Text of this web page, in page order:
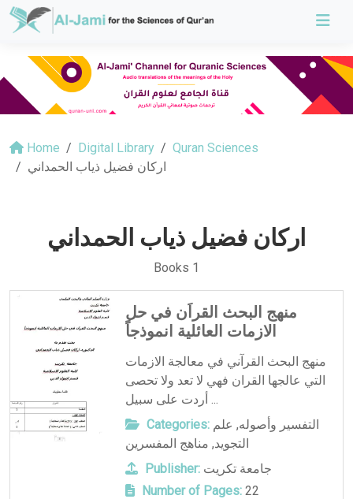
Home Digital Library
Quran Sciences
اركان فضيل ذياب الحمداني
اركان فضيل ذياب الحمداني
Books 1
منهج البحث القراَن في حل
الازمات العائلية انموذجاً
منهج البحث القرآني في معالجة الازمات
التي عالجها القران فهي لا تعد ولا تحصى
أردت على سبيل ...
Categories:
التفسير وأصوله, علم
التجويد, مناهج المفسرين
Publisher: جامعة تكريت
Number of Pages:22